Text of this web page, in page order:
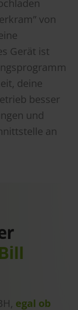
von
Gerät ist
deine
besser
und
an
egal ob